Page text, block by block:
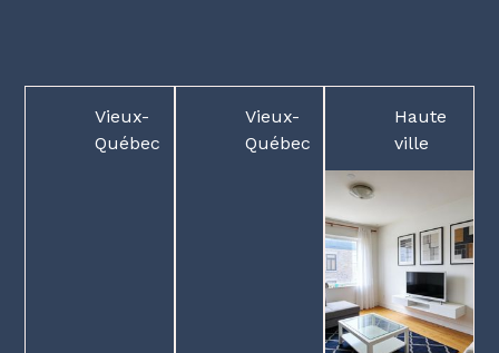
Vieux-
Québec
Vieux-
Québec
Haute
ville